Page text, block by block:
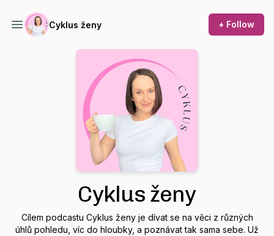
Cyklus ženy + Follow
Cyklus ženy
Cílem podcastu Cyklus ženy je dívat se na věci z různých
úhlů pohledu, víc do hloubky, a poznávat tak sama sebe. Už